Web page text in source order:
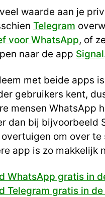
waarde aan je
Telegram
voor WhatsApp, of
naar de app Signal
met beide apps
gebruikers kent,
mensen WhatsApp
dan bij bijvoorbeeld
om over te
app is zo makkelijk
WhatsApp gratis in
Telegram gratis in